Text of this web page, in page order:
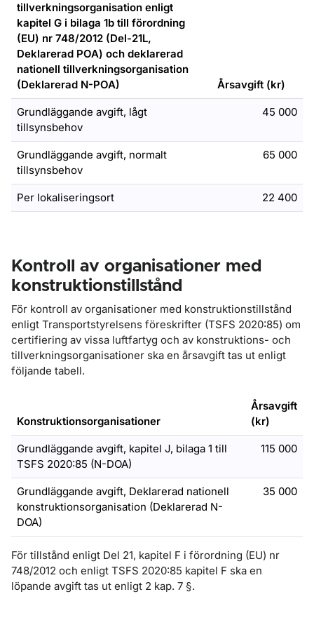
tillverkningsorganisation enligt
kapitel G i bilaga 1b till förordning
(EU) nr 748/2012 (Del-21L,
Deklarerad POA) och deklarerad
nationell tillverkningsorganisation
(Deklarerad N-POA)
Årsavgift (kr)
Grundläggande avgift, lågt
tillsynsbehov
45 000
Grundläggande avgift, normalt
tillsynsbehov
65 000
Per lokaliseringsort 22 400
Kontroll av organisationer med
konstruktionstillstånd
För kontroll av organisationer med konstruktionstillstånd
enligt Transportstyrelsens föreskrifter (TSFS 2020:85) om
certifiering av vissa luftfartyg och av konstruktions- och
tillverkningsorganisationer ska en årsavgift tas ut enligt
följande tabell.
Konstruktionsorganisationer
Årsavgift
(kr)
Grundläggande avgift, kapitel J, bilaga 1 till
TSFS 2020:85 (N-DOA)
115 000
Grundläggande avgift, Deklarerad nationell
konstruktionsorganisation (Deklarerad N-
DOA)
35 000
För tillstånd enligt Del 21, kapitel F i förordning (EU) nr
748/2012 och enligt TSFS 2020:85 kapitel F ska en
löpande avgift tas ut enligt 2 kap. 7 §.